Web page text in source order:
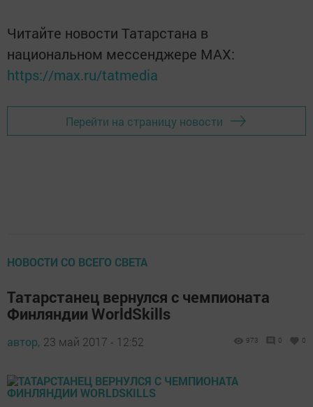
Читайте новости Татарстана в
национальном мессенджере MАХ:
https://max.ru/tatmedia
Перейти на страницу новости
НОВОСТИ СО ВСЕГО СВЕТА
Татарстанец вернулся с чемпионата
Финляндии WorldSkills
автор, 23 май 2017 - 12:52 973 0 0